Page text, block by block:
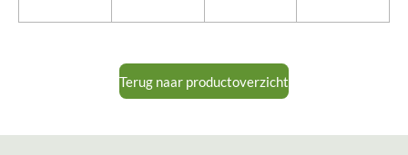
Terug naar productoverzicht